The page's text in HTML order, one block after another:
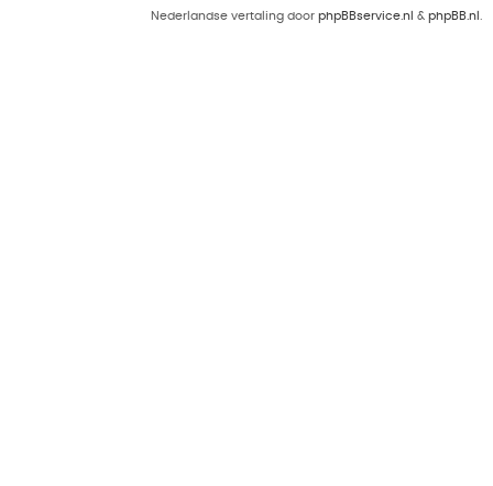
Nederlandse vertaling door phpBBservice.nl & phpBB.nl .